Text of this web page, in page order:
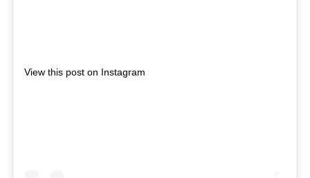
View this post on Instagram